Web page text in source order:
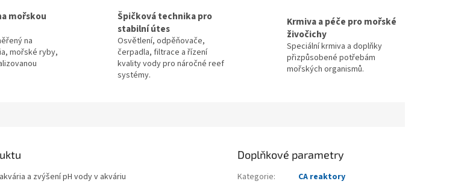
mořskou
na
mořské ryby,
Špičková technika pro
stabilní útes
Osvětlení, odpěňovače,
čerpadla, filtrace a řízení
kvality vody pro náročné reef
systémy.
Krmiva a péče pro mořské
živočichy
Speciální krmiva a doplňky
přizpůsobené potřebám
mořských organismů.
a zvýšení pH vody v akváriu
Doplňkové parametry
Kategorie:
CA reaktory